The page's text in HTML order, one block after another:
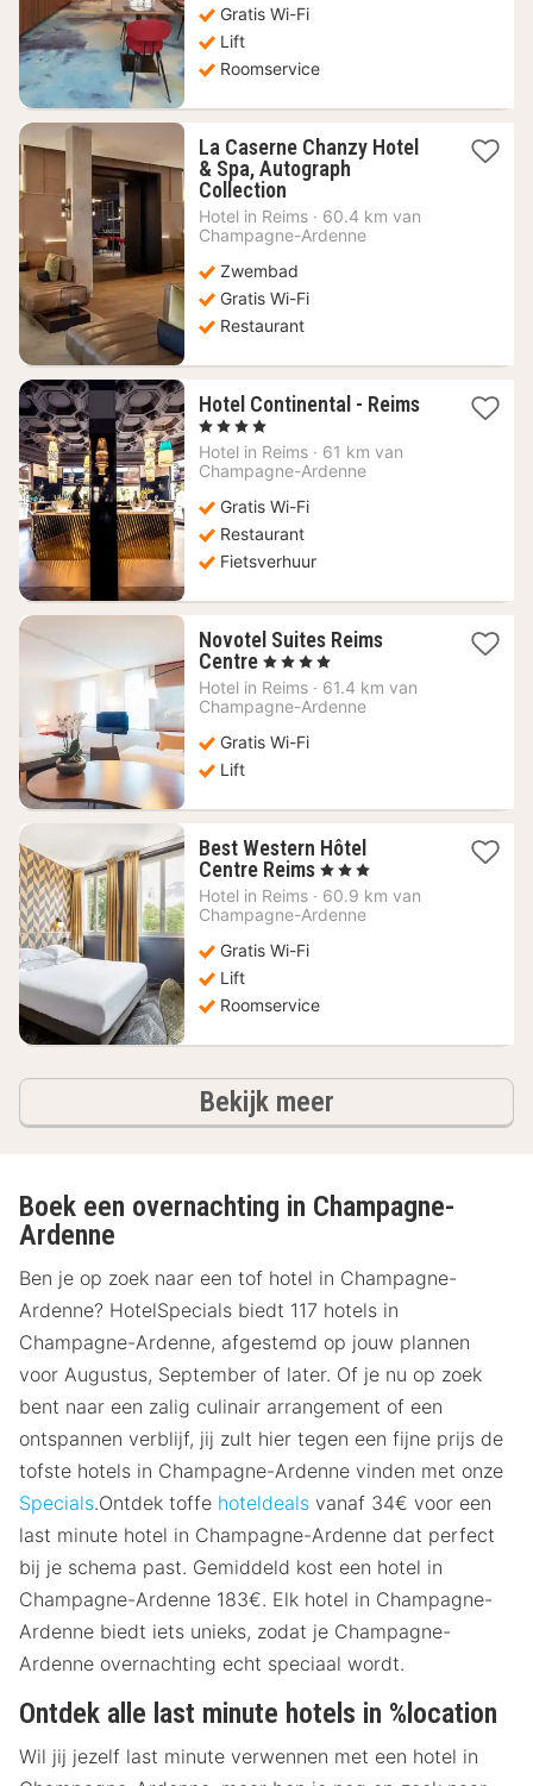
Gratis Wi-Fi
Lift
Roomservice
La Caserne Chanzy Hotel
& Spa, Autograph
Collection1
nacht
vanaf
€
Hotel in Reims · 60.4 km van
Champagne-Ardenne
Zwembad
Gratis Wi-Fi
Restaurant
Hotel Continental - Reims1
, 4 Sterren
Hotel in Reims · 61 km van
Champagne-Ardenne
Gratis Wi-Fi
Restaurant
Fietsverhuur
Novotel Suites Reims
Centre 1
nacht
vanaf
128,86
€
, 4 Sterren
Hotel in Reims · 61.4 km van
Champagne-Ardenne
Gratis Wi-Fi
Lift
Best Western Hôtel
Centre Reims 1
nacht
vanaf
, 3 Sterren
Hotel in Reims · 60.9 km van
Champagne-Ardenne
Gratis Wi-Fi
Lift
Roomservice
Bekijk meerhotels
Boek een overnachting in Champagne-
Ardenne
Ben je op zoek naar een tof hotel in Champagne-
Ardenne? HotelSpecials biedt 117 hotels in
Champagne-Ardenne, afgestemd op jouw plannen
voor Augustus, September of later. Of je nu op zoek
bent naar een zalig culinair arrangement of een
ontspannen verblijf, jij zult hier tegen een fijne prijs de
tofste hotels in Champagne-Ardenne vinden met onze
Specials.Ontdek toffe hoteldeals vanaf 34€ voor een
last minute hotel in Champagne-Ardenne dat perfect
bij je schema past. Gemiddeld kost een hotel in
Champagne-Ardenne 183€. Elk hotel in Champagne-
Ardenne biedt iets unieks, zodat je Champagne-
Ardenne overnachting echt speciaal wordt.
Ontdek alle last minute hotels in %location
Wil jij jezelf last minute verwennen met een hotel in